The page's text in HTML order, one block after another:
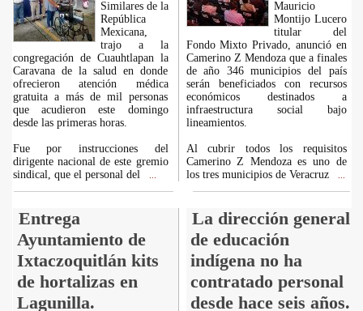
Similares de la
República
Mexicana,
trajo a la
congregación de Cuauhtlapan la
Caravana de la salud en donde
ofrecieron atención médica
gratuita a más de mil personas
que acudieron este domingo
desde las primeras horas.
Fue por instrucciones del
dirigente nacional de este gremio
sindical, que el personal del
Mauricio
Montijo Lucero
titular del
Fondo Mixto Privado, anunció en
Camerino Z Mendoza que a finales
de año 346 municipios del país
serán beneficiados con recursos
económicos destinados a
infraestructura social bajo
lineamientos.
Al cubrir todos los requisitos
Camerino Z Mendoza es uno de
los tres municipios de Veracruz
Entrega
Ayuntamiento de
Ixtaczoquitlán kits
de hortalizas en
Lagunilla.
La dirección general
de educación
indígena no ha
contratado personal
desde hace seis años.